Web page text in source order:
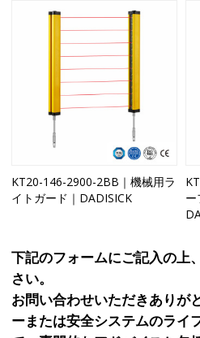
KT20-146-2900-2BB｜機械用ラ
イトガード｜DADISICK
ー
下記のフォームにご記入の上
さい。
お問い合わせいただきありが
ーまたは安全システムのライ